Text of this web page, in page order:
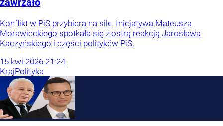
zawrzało
Konflikt w PiS przybiera na sile. Inicjatywa Mateusza
Morawieckiego spotkała się z ostrą reakcją Jarosława
Kaczyńskiego i części polityków PiS.
15 kwi 2026 21:24
KrajPolityka